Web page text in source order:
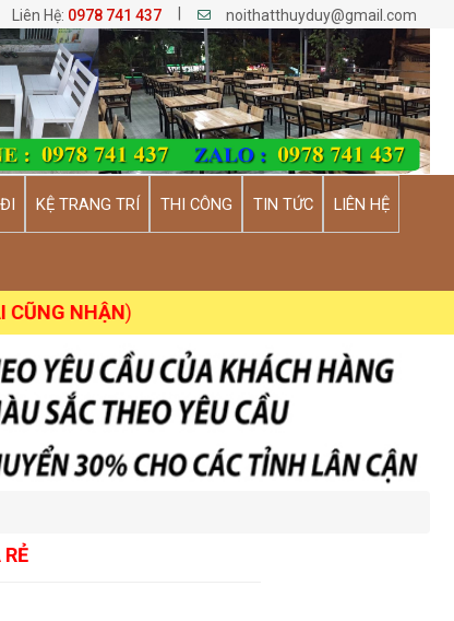
Liên Hệ: 0978 741 437 noithatthuyduy@gmail.com
KỆ TRANG TRÍ THI CÔNG TIN TỨC LIÊN HỆ